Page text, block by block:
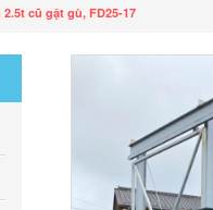
cũ gật gù, FD25-17